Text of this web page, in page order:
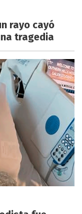
rayo cayó
tragedia